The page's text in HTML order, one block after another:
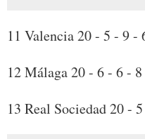
11 Valencia 20 - 5 - 9 -
12 Málaga 20 - 6 - 6 -
13 Real Sociedad 20 -